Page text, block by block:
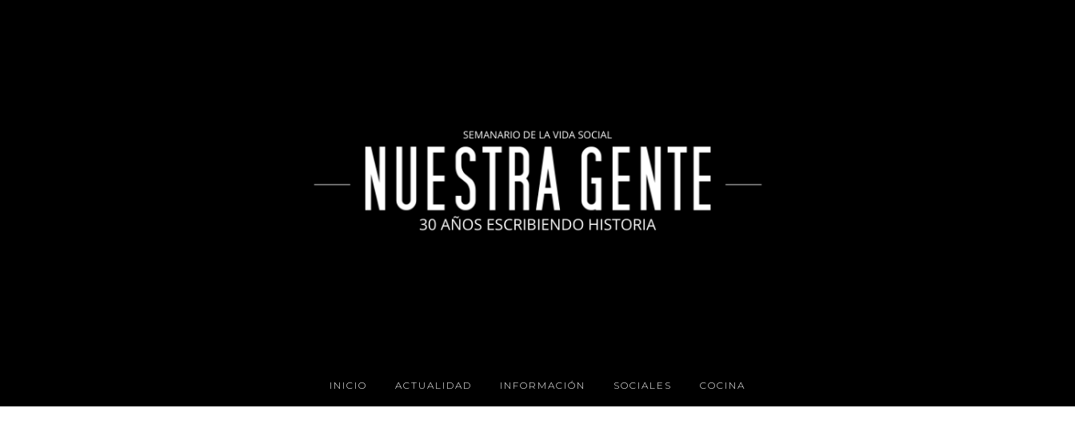
INICIO ACTUALIDAD INFORMACIÓN SOCIALES COCINA